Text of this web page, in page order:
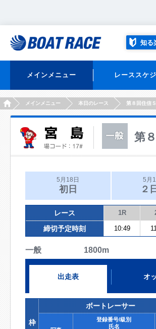
知る
メインメニュー レーススケ
HOMEメインメニュー 本日のレース 第８回住信
第
5月18日
初日
5月
２
レース 1R
締切予定時刻 10:49
一般 1800m
出走表 オ
枠
ボートレーサー
登録番号/級別
氏名